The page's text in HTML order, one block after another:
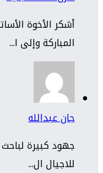
أشكر الأخوة
المباركة وإلى ا...
جان عبدالله
جهود كبيرة
للاجيال ال...